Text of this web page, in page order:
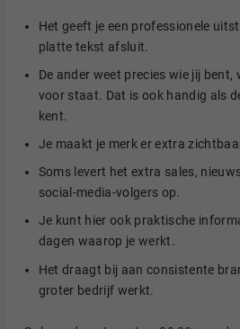
Het geeft je een professionele
platte tekst afsluit.
De ander weet precies wie jij
voor staat. Dat is ook handig als
kent.
Je maakt je merk er extra
Soms levert het extra sales,
social-media-volgers op.
Je kunt hier ook praktische
dagen waarop je werkt.
Het draagt bij aan consistente
groter bedrijf werkt.